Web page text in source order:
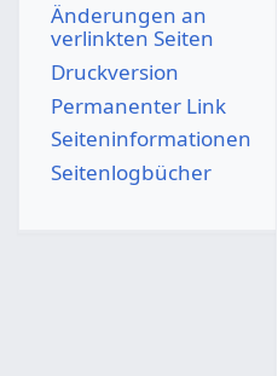
Änderungen an
verlinkten Seiten
Druckversion
Permanenter Link
Seiten­­informationen
Seitenlogbücher